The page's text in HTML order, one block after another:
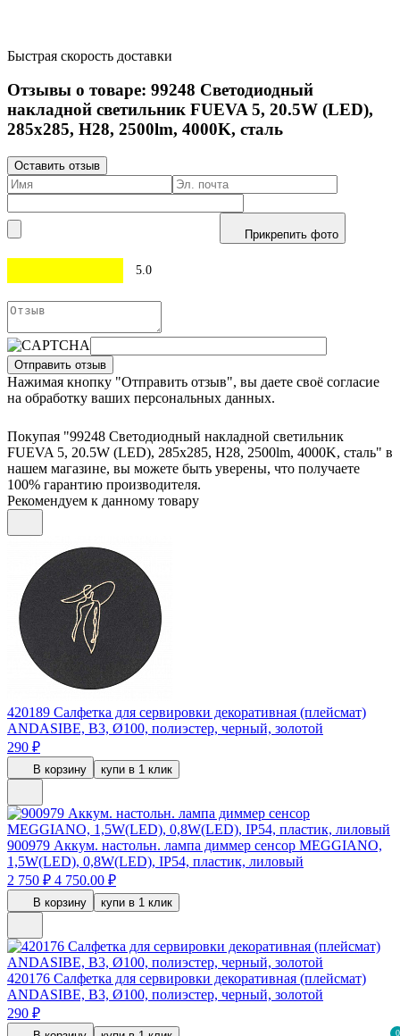
0
Быстрая скорость доставки
Отзывы о товаре: 99248 Светодиодный
накладной светильник FUEVA 5, 20.5W (LED),
285х285, H28, 2500lm, 4000K, сталь
Оставить отзыв
Прикрепить фото
5.0
Отправить отзыв
Нажимая кнопку "Отправить отзыв", вы даете своё согласие
на обработку ваших персональных данных.
Покупая "99248 Светодиодный накладной светильник
FUEVA 5, 20.5W (LED), 285х285, H28, 2500lm, 4000K, сталь" в
нашем магазине, вы можете быть уверены, что получаете
100% гарантию производителя.
Рекомендуем к данному товару
420189 Салфетка для сервировки декоративная (плейсмат)
ANDASIBE, B3, Ø100, полиэстер, черный, золотой
290 ₽
В корзину купи в 1 клик
900979 Аккум. настольн. лампа диммер сенсор MEGGIANO,
1,5W(LED), 0,8W(LED), IP54, пластик, лиловый
2 750 ₽ 4 750.00 ₽
В корзину купи в 1 клик
420176 Салфетка для сервировки декоративная (плейсмат)
ANDASIBE, B3, Ø100, полиэстер, черный, золотой
290 ₽